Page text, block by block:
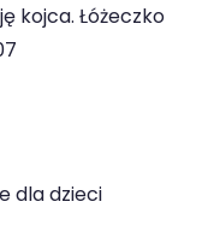
kojca. Łóżeczko
dla dzieci